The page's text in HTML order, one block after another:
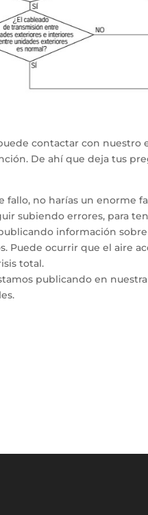
contactar con nuestro
De ahí que deja tus
fallo, no harías un enorme
subiendo errores, para
información
Puede ocurrir que el aire
total.
publicando en